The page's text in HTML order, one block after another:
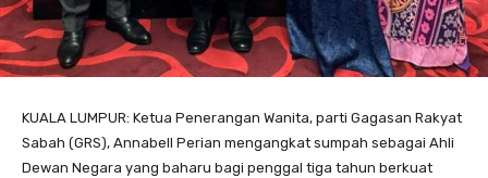
KUALA LUMPUR: Ketua Penerangan Wanita, parti Gagasan Rakyat
Sabah (GRS), Annabell Perian mengangkat sumpah sebagai Ahli
Dewan Negara yang baharu bagi penggal tiga tahun berkuat